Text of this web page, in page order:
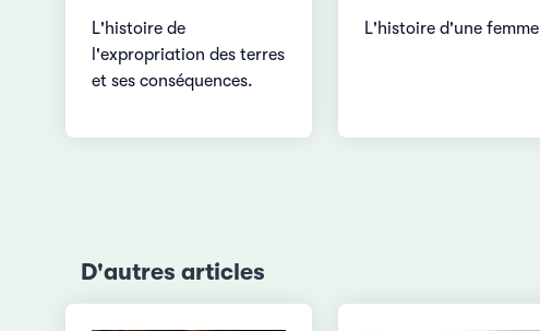
L'histoire de
l'expropriation des terres
et ses conséquences.
L'histoire d'une femme
D'autres articles